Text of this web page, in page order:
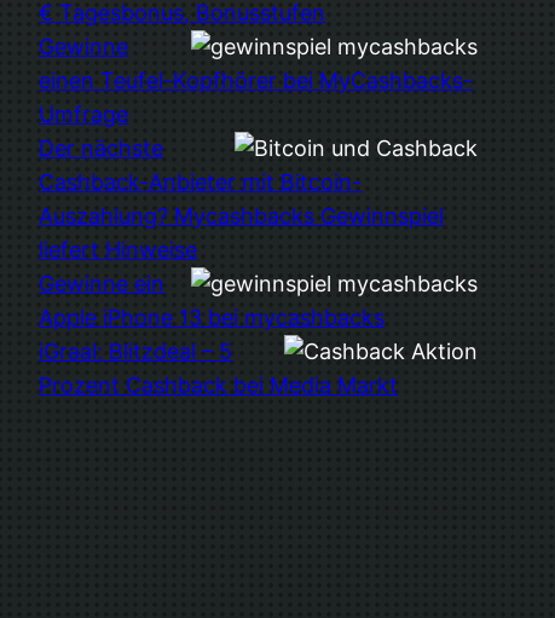
€ Tagesbonus, Bonusstufen
Gewinne
einen Teufel-Kopfhörer bei MyCashbacks-
Umfrage
Der nächste
Cashback-Anbieter mit Bitcoin-
Auszahlung? Mycashbacks Gewinnspiel
liefert Hinweise
Gewinne ein
Apple iPhone 13 bei mycashbacks
iGraal: Blitzdeal – 5
Prozent Cashback bei Media Markt